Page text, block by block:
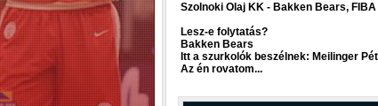
Szolnoki Olaj KK - Bakken Bears,
Lesz-e folytatás?
Bakken Bears
Itt a szurkolók beszélnek: Meilinger
Az én rovatom...